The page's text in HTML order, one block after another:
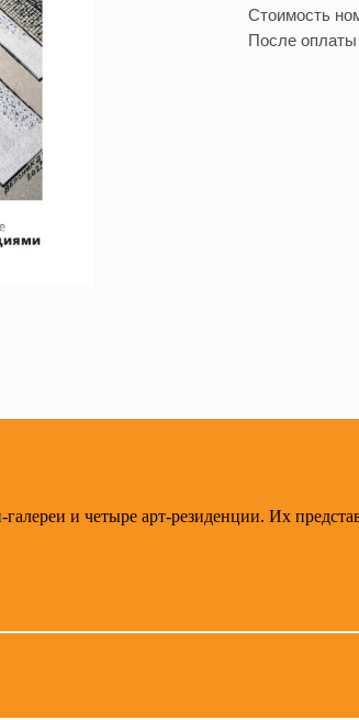
Стоимость
После
и четыре арт-резиденции. Их